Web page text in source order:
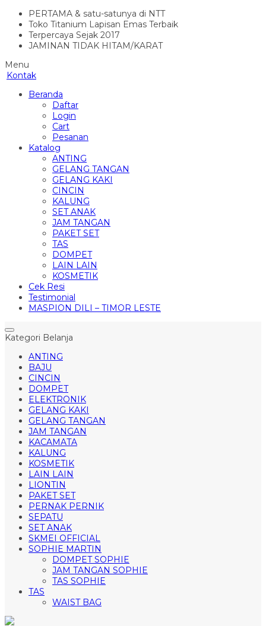
PERTAMA & satu-satunya di NTT
Toko Titanium Lapisan Emas Terbaik
Terpercaya Sejak 2017
JAMINAN TIDAK HITAM/KARAT
Menu
Kontak
Beranda
Daftar
Login
Cart
Pesanan
Katalog
ANTING
GELANG TANGAN
GELANG KAKI
CINCIN
KALUNG
SET ANAK
JAM TANGAN
PAKET SET
TAS
DOMPET
LAIN LAIN
KOSMETIK
Cek Resi
Testimonial
MASPION DILI – TIMOR LESTE
Kategori Belanja
ANTING
BAJU
CINCIN
DOMPET
ELEKTRONIK
GELANG KAKI
GELANG TANGAN
JAM TANGAN
KACAMATA
KALUNG
KOSMETIK
LAIN LAIN
LIONTIN
PAKET SET
PERNAK PERNIK
SEPATU
SET ANAK
SKMEI OFFICIAL
SOPHIE MARTIN
DOMPET SOPHIE
JAM TANGAN SOPHIE
TAS SOPHIE
TAS
WAIST BAG